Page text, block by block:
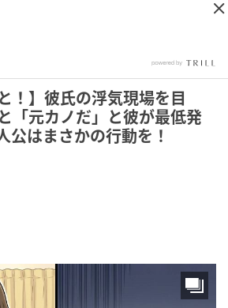
！】彼氏の浮気現場を目
「元カノだ」と彼が最低発
公はまさかの行動を！